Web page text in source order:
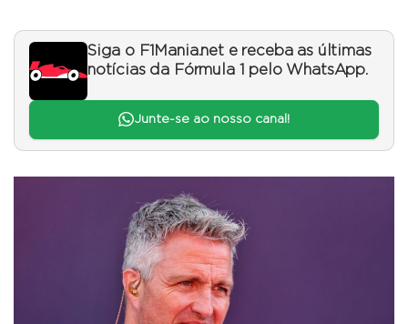
Siga o F1Mania.net e receba as últimas
notícias da Fórmula 1 pelo WhatsApp.
Junte-se ao nosso canal!